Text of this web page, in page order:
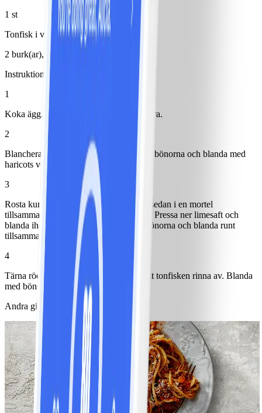
1 st
Tonfisk i vatten
2 burk(ar), avrunnen/avrunnet
Instruktioner
1
Koka ägg. Kyl ner dem, skala och halvera.
2
Blanchera haricots verts. Skölj black eyebönorna och blanda med
haricots verts.
3
Rosta kummin i en torr panna och lägg sedan i en mortel
tillsammans med vitlök och krossa ihop. Pressa ner limesaft och
blanda ihop till en dressing. Häll över bönorna och blanda runt
tillsammans med persilja.
4
Tärna rödbetor och skiva upp sallad. Låt tonfisken rinna av. Blanda
med bönorna och toppa med ägghalvor.
Andra gillade också